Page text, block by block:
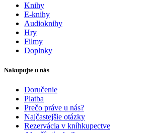
Knihy
E-knihy
Audioknihy
Hry
Filmy
Doplnky
Nakupujte u nás
Doručenie
Platba
Prečo práve u nás?
Najčastejšie otázky
Rezervácia v kníhkupectve